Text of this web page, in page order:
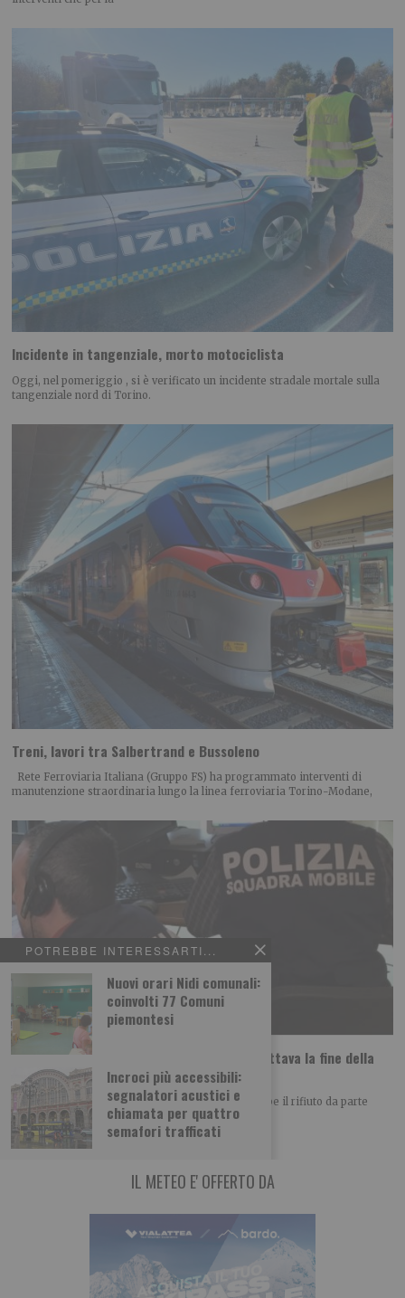
POTREBBE INTERESSARTI...
Nuovi orari Nidi comunali:
coinvolti 77 Comuni
piemontesi
Incroci più accessibili:
segnalatori acustici e
chiamata per quattro
semafori trafficati
Incidente in tangenziale, morto motociclista
Oggi, nel pomeriggio , si è verificato un incidente stradale mortale sulla
tangenziale nord di Torino.
Treni, lavori tra Salbertrand e Bussoleno
Rete Ferroviaria Italiana (Gruppo FS) ha programmato interventi di
manutenzione straordinaria lungo la linea ferroviaria Torino-Modane,
Daniela Florea: uccisa dall’ex che non accettava la fine della
relazione?
Il movente dell’assassinio di Daniela Florea sarebbe il rifiuto da parte
dell’uomo della fine della relazione.
IL METEO E' OFFERTO DA